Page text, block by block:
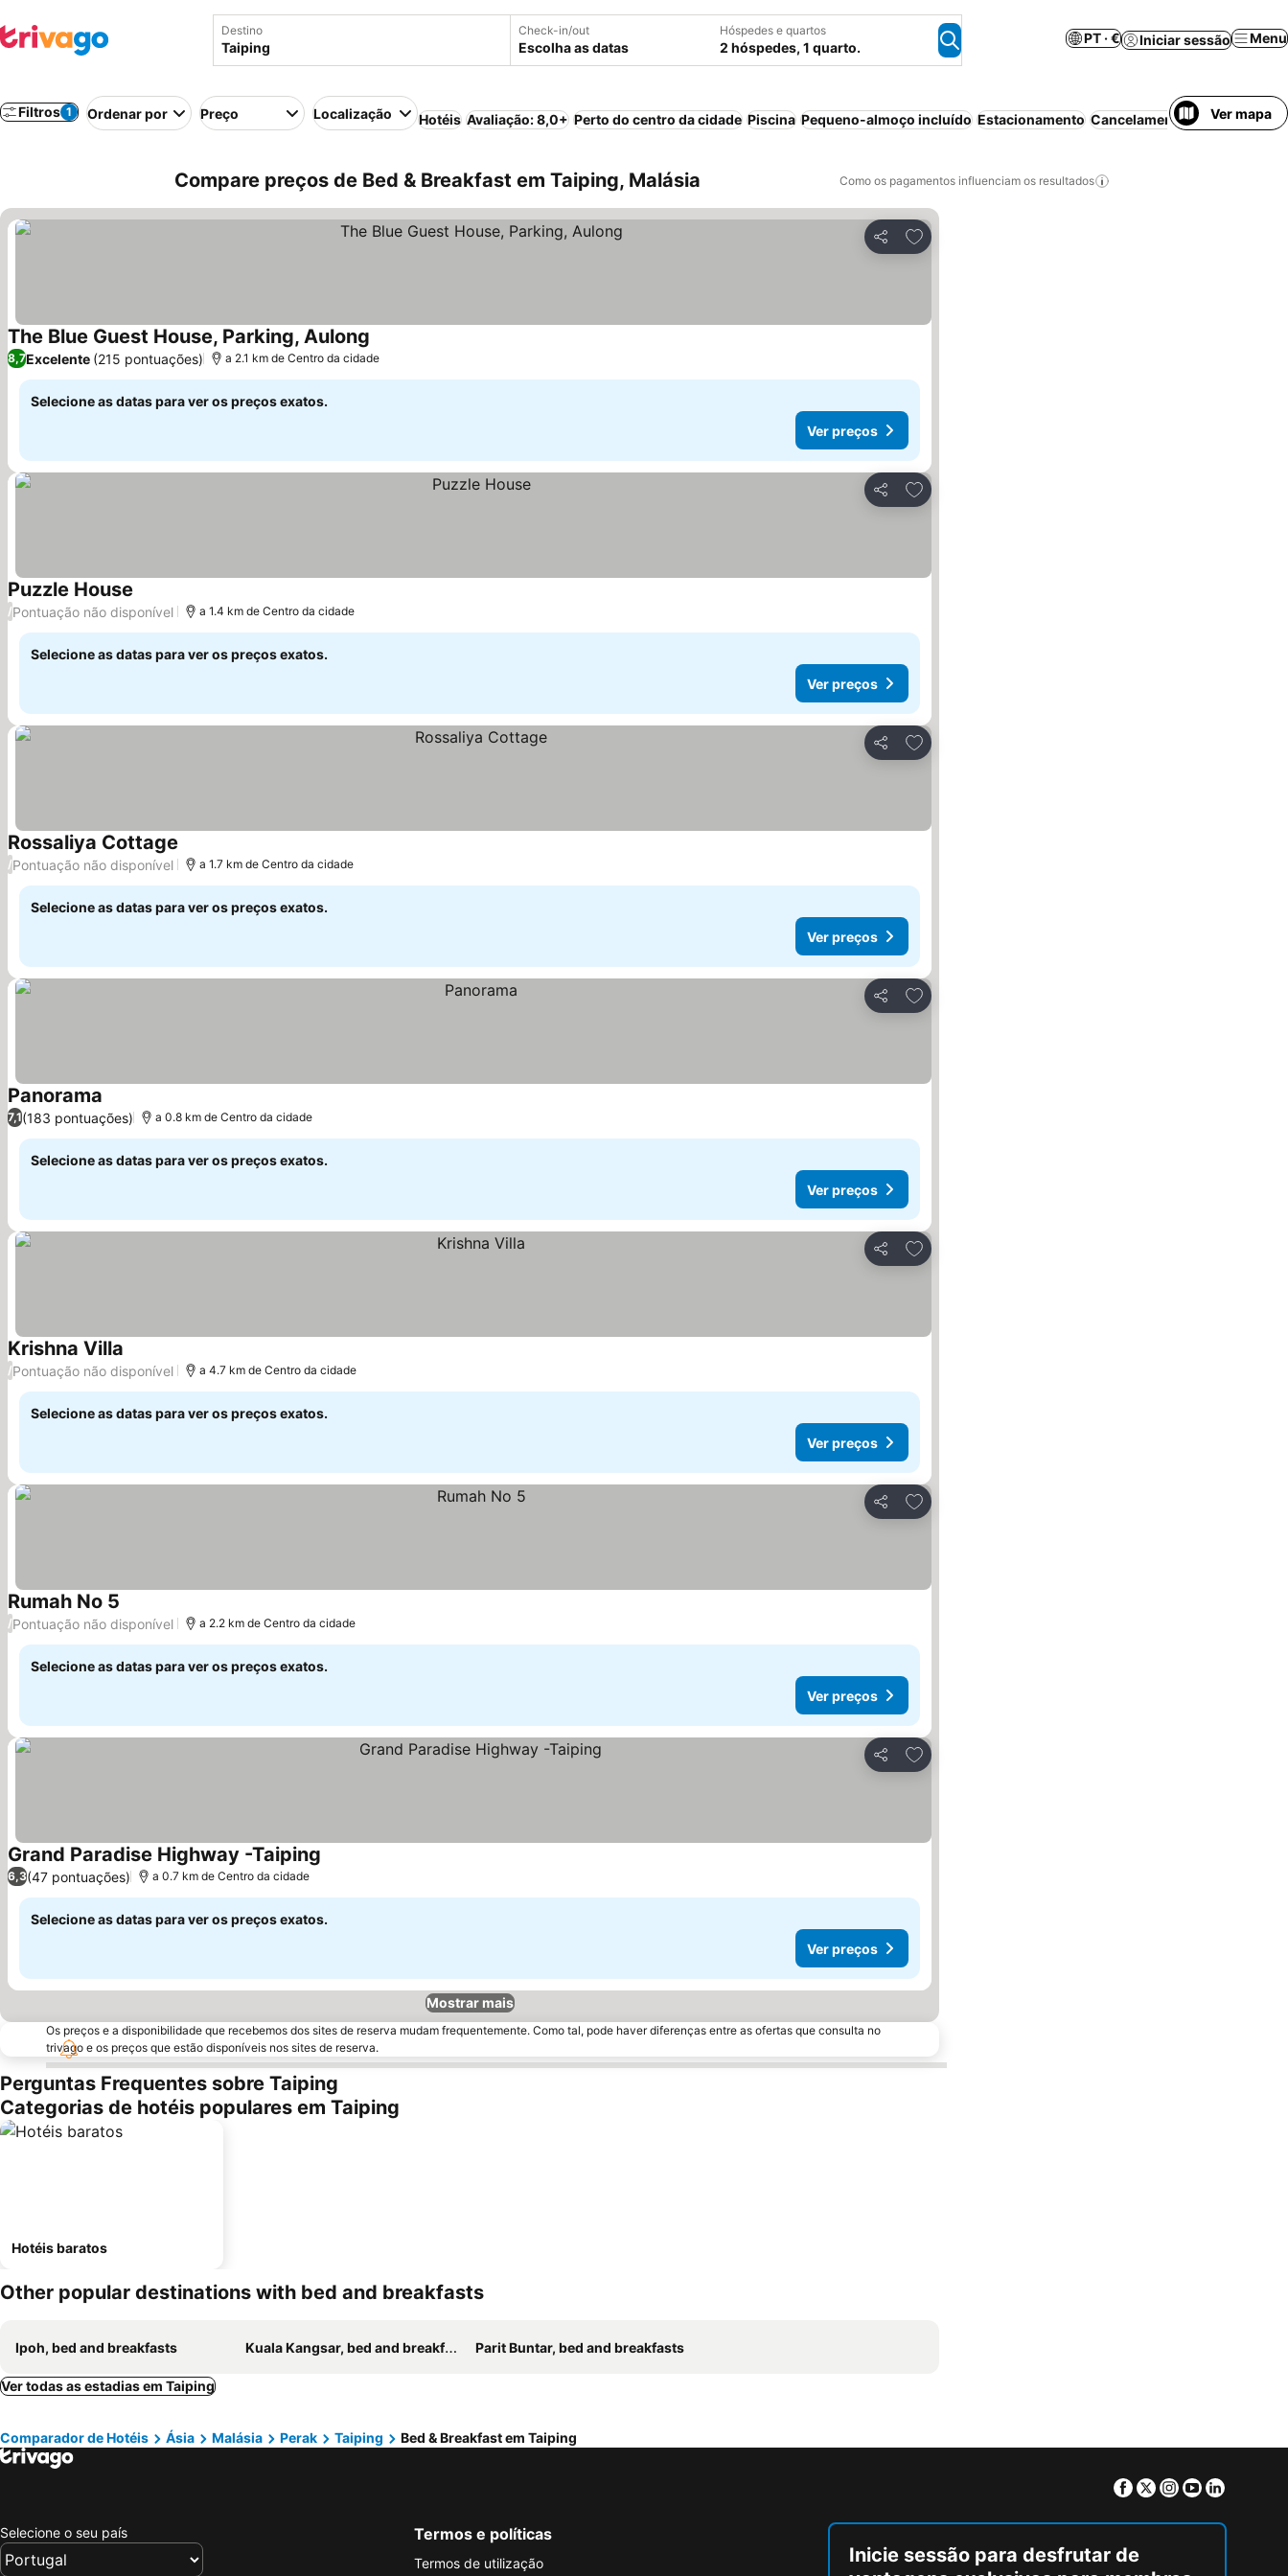
Destino Check-in/out
Escolha as datas
Hóspedes e quartos
2 hóspedes, 1 quarto.
PT · € Iniciar sessão Menu
Filtros 1 Ordenar por Preço Localização Hotéis Avaliação: 8,0+ Perto do centro da cidade Piscina Pequeno-almoço incluído Estacionamento Cancelamento gratuitoVer mapa
Compare preços de Bed & Breakfast em Taiping, Malásia Como os pagamentos influenciam os resultados
Partilhar
Adicionar aos favoritos
The Blue Guest House, Parking, Aulong
8,7Excelente (215 pontuações) a 2.1 km de Centro da cidade
Selecione as datas para ver os preços exatos.
Ver preços
Partilhar
Adicionar aos favoritos
Puzzle House Ver preços
/Pontuação não disponível a 1.4 km de Centro da cidade
Selecione as datas para ver os preços exatos.
Ver preços
Partilhar
Adicionar aos favoritos
Rossaliya Cottage Ver preços
/Pontuação não disponível a 1.7 km de Centro da cidade
Selecione as datas para ver os preços exatos.
Ver preços
Partilhar
Adicionar aos favoritos
Panorama Ver preços
7,1(183 pontuações) a 0.8 km de Centro da cidade
Selecione as datas para ver os preços exatos.
Ver preços
Partilhar
Adicionar aos favoritos
Krishna Villa Ver preços
/Pontuação não disponível a 4.7 km de Centro da cidade
Selecione as datas para ver os preços exatos.
Ver preços
Partilhar
Adicionar aos favoritos
Rumah No 5 Ver preços
/Pontuação não disponível a 2.2 km de Centro da cidade
Selecione as datas para ver os preços exatos.
Ver preços
Partilhar
Adicionar aos favoritos
Grand Paradise Highway -Taiping
6,3(47 pontuações) a 0.7 km de Centro da cidade
Selecione as datas para ver os preços exatos.
Ver preços
Mostrar mais
Os preços e a disponibilidade que recebemos dos sites de reserva mudam frequentemente. Como tal, pode haver diferenças entre as ofertas que consulta no
trivago e os preços que estão disponíveis nos sites de reserva.
Perguntas Frequentes sobre Taiping
Categorias de hotéis populares em Taiping
Hotéis baratos
Other popular destinations with bed and breakfasts
Ipoh, bed and breakfasts Kuala Kangsar, bed and breakfasts Parit Buntar, bed and breakfasts
Ver todas as estadias em Taiping
Comparador de Hotéis Ásia Malásia Perak Taiping Bed & Breakfast em Taiping
Facebook
TwitterInstagram
Youtube
Selecione o seu país Termos e políticas
Termos de utilização
Inicie sessão para desfrutar de